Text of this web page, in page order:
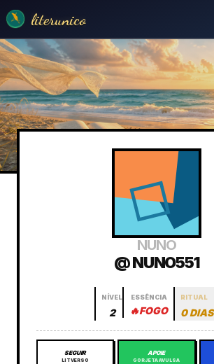
literunico
NUNO
@ NUNO551
NÍVEL
2
ESSÊNCIA
🔥FOGO
RITUAL
0 DIAS
SEGUIR
LITVERSO
APOIE
GORJETA AVULSA